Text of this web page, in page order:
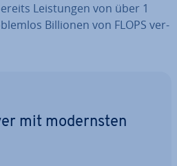
Leis­tun­gen von über 1
Billionen von FLOPS ver­
mit mo­derns­ten